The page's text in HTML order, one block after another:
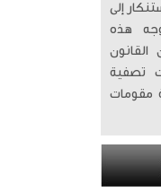
إلى
هذه
تصفية
مقومات